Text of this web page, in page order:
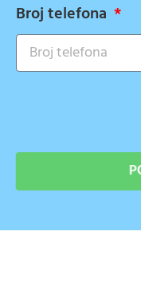
Broj telefona